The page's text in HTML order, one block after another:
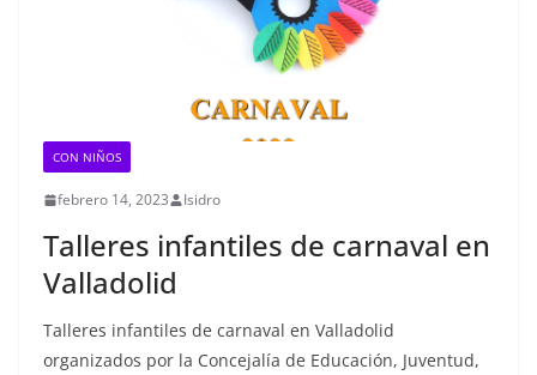
CON NIÑOS
febrero 14, 2023 Isidro
Talleres infantiles de carnaval en
Valladolid
Talleres infantiles de carnaval en Valladolid
organizados por la Concejalía de Educación, Juventud,